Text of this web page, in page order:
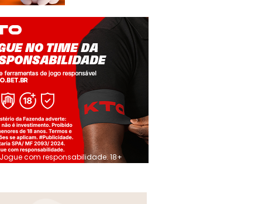
Jogue com responsabilidade. 18+